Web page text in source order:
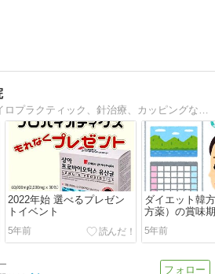
ダイエット韓方、カイロプラクティック、針治療、カッピングなどの施術をリーズナブルにご提供。日本からご注文可能です。からだの中からきれいに健康に。LINEからお気軽に
2022年始 選べるプレゼン
トイベント
5年前
ダイエット韓
方薬）の賞味
5年前